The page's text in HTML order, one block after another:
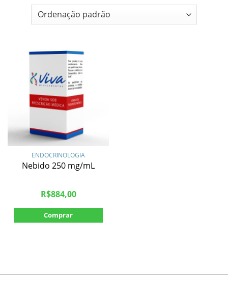
ENDOCRINOLOGIA
Nebido 250 mg/mL
R$884,00
Comprar